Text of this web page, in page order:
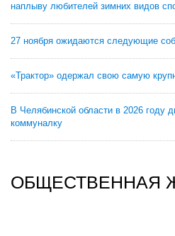
наплыву любителей зимних видов
27 ноября ожидаются следующие
«Трактор» одержал свою самую
В Челябинской области в 2026 году
коммуналку
ОБЩЕСТВЕННАЯ